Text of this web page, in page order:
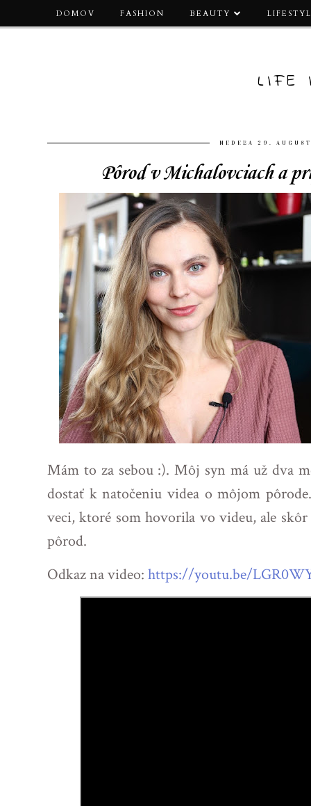
DOMOV FASHION BEAUTY
LIFE
NEDEĽA 29.
Pôrod v Michalovciach a
Mám to za sebou :). Môj syn má už dva
dostať k natočeniu videa o môjom
veci, ktoré som hovorila vo videu, ale
pôrod.
Odkaz na video: https://youtu.be/